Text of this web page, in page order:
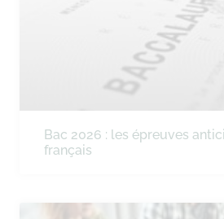
Bac 2026 : les épreuves
français